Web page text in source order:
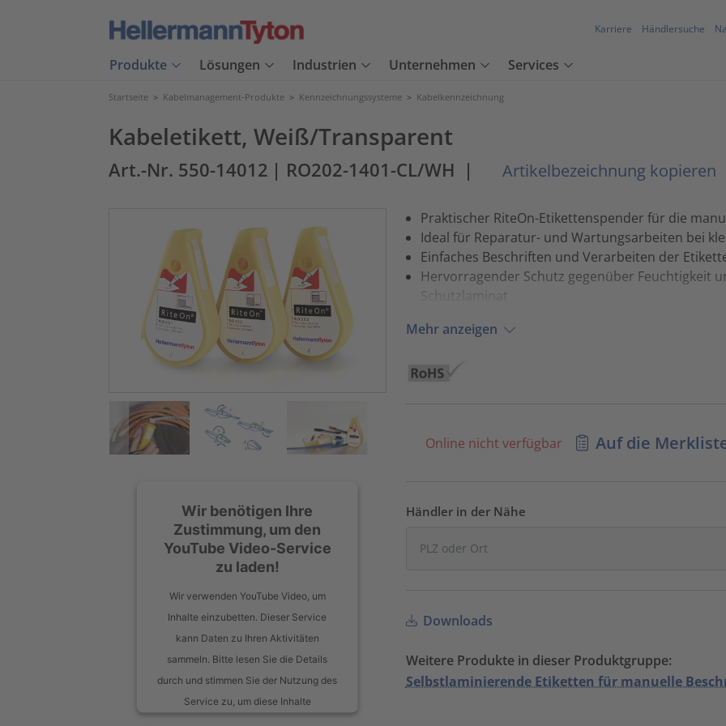
Karriere Händlersuche
Produkte Lösungen Industrien Unternehmen Services
Startseite > Kabelmanagement-Produkte > Kennzeichnungssysteme > Kabelkennzeichnung
Kabeletikett, Weiß/Transparent
Art.-Nr. 550-14012 | RO202-1401-CL/WH | Artikelbezeichnung kopieren
Wir benötigen Ihre
Zustimmung, um den
YouTube Video-Service
zu laden!
Wir verwenden YouTube Video, um
Inhalte einzubetten. Dieser Service
kann Daten zu Ihren Aktivitäten
sammeln. Bitte lesen Sie die Details
durch und stimmen Sie der Nutzung des
Service zu, um diese Inhalte
Praktischer RiteOn-Etikettenspender für die
Ideal für Reparatur- und Wartungsarbeiten bei
Einfaches Beschriften und Verarbeiten der
Hervorragender Schutz gegenüber Feuchtigkeit
Schutzlaminat
Mehr anzeigen
Online nicht verfügbar Auf die
Händler in der Nähe
Downloads
Weitere Produkte in dieser Produktgruppe:
Selbstlaminierende Etiketten für manuelle